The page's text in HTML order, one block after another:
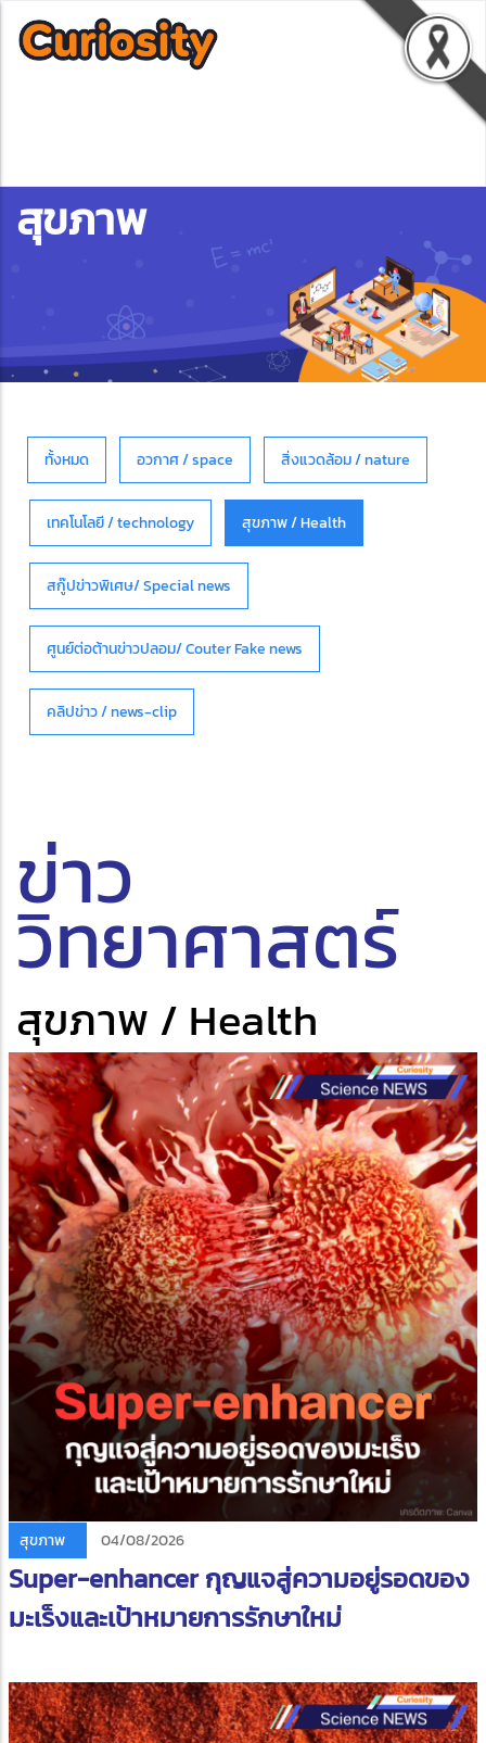
สุขภาพ
ทั้งหมด อวกาศ / space สิ่งแวดล้อม / nature
เทคโนโลยี / technology สุขภาพ / Health
สกู๊ปข่าวพิเศษ/ Special news
ศูนย์ต่อต้านข่าวปลอม/ Couter Fake news
คลิปข่าว / news-clip
ข่าว
วิทยาศาสตร์
สุขภาพ / Health
สุขภาพ 04/08/2026
Super-enhancer กุญแจสู่ความอยู่รอดของ
มะเร็งและเป้าหมายการรักษาใหม่